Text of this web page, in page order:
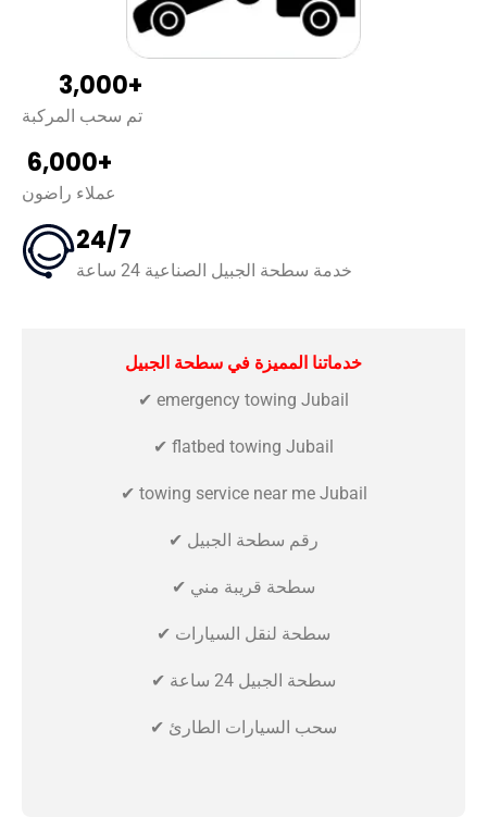
3,000+
تم سحب المركبة
6,000+
عملاء راضون
24/7
خدمة سطحة الجبيل الصناعية 24 ساعة
خدماتنا المميزة في سطحة الجبيل
✔ emergency towing Jubail
✔ flatbed towing Jubail
✔ towing service near me Jubail
✔ رقم سطحة الجبيل
✔ سطحة قريبة مني
✔ سطحة لنقل السيارات
✔ سطحة الجبيل 24 ساعة
✔ سحب السيارات الطارئ